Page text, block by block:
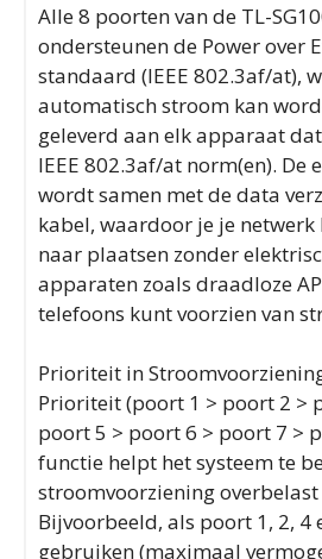
Alle 8 poorten van de TL-
ondersteunen de Power over
standaard (IEEE 802.3af/at),
automatisch stroom kan
geleverd aan elk apparaat
IEEE 802.3af/at norm(en). De
wordt samen met de data
kabel, waardoor je je
naar plaatsen zonder
apparaten zoals draadloze
telefoons kunt voorzien van
Prioriteit in
Prioriteit (poort 1 > poort 2 >
poort 5 > poort 6 > poort 7 >
functie helpt het systeem te
stroomvoorziening
Bijvoorbeeld, als poort 1, 2, 4
gebruiken (maximaal